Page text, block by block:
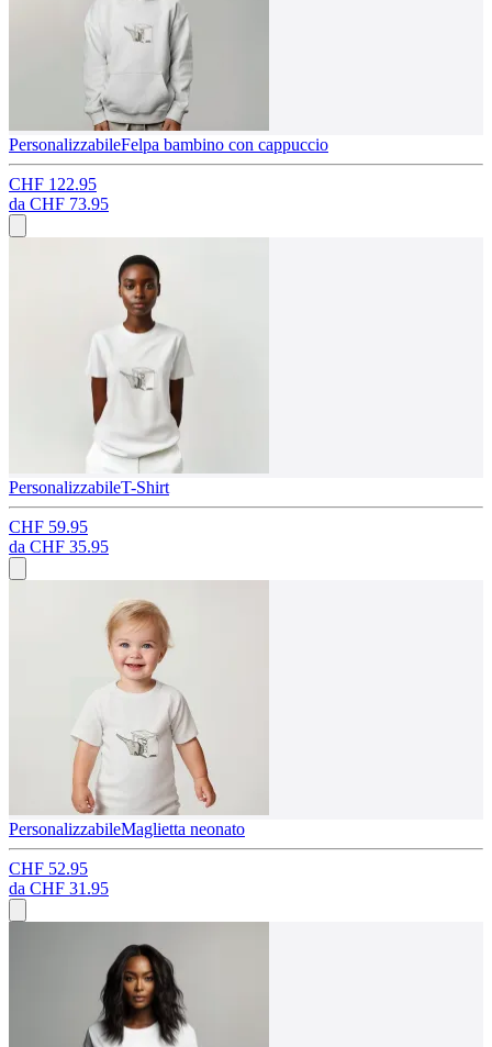
PersonalizzabileFelpa bambino con cappuccio
CHF 122.95
da CHF 73.95
PersonalizzabileT-Shirt
CHF 59.95
da CHF 35.95
PersonalizzabileMaglietta neonato
CHF 52.95
da CHF 31.95